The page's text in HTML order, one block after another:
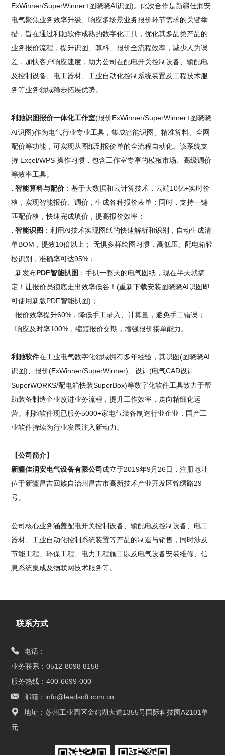
ExWinner/SuperWinner+图晓晓AI识图)。此次合作是新疆佳润安
电气聚焦业务效率升级、响应多场景业务报价环节需求的关键举
措，旨在通过利驰软件成熟的数字化工具，优化其多品类产品的
业务报价流程，提升识图、算料、报价全流程效率，减少人为误
差，加快客户响应速度，助力公司在配电开关控制设备、输配电
及控制设备、电工器材、工业自动化控制系统装置及工程技术服
务等业务领域稳步拓展优势。
利驰识图报价一体化工作室(报价ExWinner/SuperWinner+图晓晓
AI识图)作为电气行业专业工具，集成智能识图、精准算料、全网
配价等功能，可实现从图纸到报价单的全流程自动化。该系统支
持 Excel/WPS 操作习惯，包含工作室专享的模板市场、高级调价
等效率工具。
. 智能算料与配价 ：基于大数据和云计算技术，云端10亿+实时价
格，实现智能报价、调价，生成各种报价表单；同时，支持一键
匹配价格，快速完成填价，提高报价效率；
. 智能识图 ：利用AI技术实现图纸的快速解析和识别，自动生成清
单BOM，提效10倍以上； 无惧多样绘图习惯，高低压、配电箱轻
松识别，准确率可达95%；
. 新发布PDF智能扒图 ：手扒一整天的电气图纸，现在半天就搞
定！让报价员彻底走出效率低谷！(重新下载安装图晓晓AI识图即
可使用新版PDF智能扒图)；
. 报价效率提升60%，降低手工录入、计算量，避免手工错误；
. 响应及时率100%，缩短报价交期，增强报价接单能力。
利驰软件在工业电气数字化领域拥有多年经验，其识图(图晓晓AI
识图)、报价(ExWinner/SuperWinner)、设计(电气CAD设计
SuperWORKS/配电箱快装SuperBox)等数字化软件工具致力于帮
助装备制造企业改进业务流程，提升工作效率，走向精细化运
营。利驰软件现已服务5000+家电气装备制造行业企业，国产工
业软件持续为行业发展注入新动力。
【公司简介】
新疆佳润安电气设备有限公司 成立于2019年9月26日，注册地址
位于新疆昌吉回族自治州昌吉市高新技术产业开发区锦绣路29
号。
公司核心业务涵盖配电开关控制设备、输配电及控制设备、电工
器材、工业自动化控制系统装置等产品的制造与销售，同时涉及
节能工程、环保工程、电力工程施工以及电气设备安装维修、信
息系统集成及物联网技术服务等。
联系方式
电话：
业务联系：0512-8098 8158
服务热线：400-6699-000
邮箱：info@leadsoft.com.cn
地址：苏州工业园区金鸡湖大道1355号国际科技园A2101单
元